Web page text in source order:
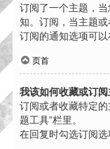
订阅了一个主题，
知。订阅，当主题
订阅的通知选项可以
页首
我该如何收藏或订阅
订阅或者收藏特定
题工具”栏里。
在回复时勾选订阅选